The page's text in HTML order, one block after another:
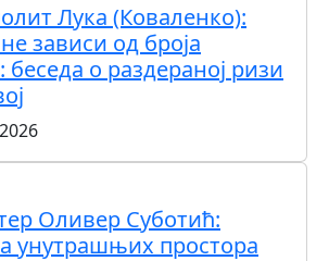
Лука (Коваленко):
зависи од броја
беседа о раздераној ризи
Оливер Суботић:
унутрашњих простора